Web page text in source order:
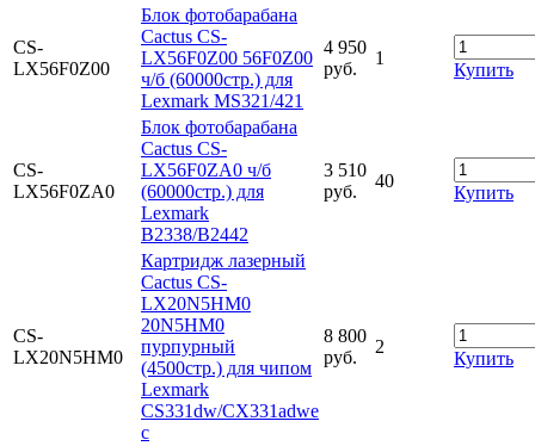
CS-
LX56F0Z00
Блок фотобарабана
Cactus CS-
LX56F0Z00 56F0Z00
ч/б (60000стр.) для
Lexmark MS321/421
4 950
руб.
1
Купить
CS-
LX56F0ZA0
Блок фотобарабана
Cactus CS-
LX56F0ZA0 ч/б
(60000стр.) для
Lexmark
B2338/B2442
3 510
руб.
40
Купить
CS-
LX20N5HM0
Картридж лазерный
Cactus CS-
LX20N5HM0
20N5HM0
пурпурный
(4500стр.) для чипом
Lexmark
CS331dw/CX331adwe
с
8 800
руб.
2
Купить